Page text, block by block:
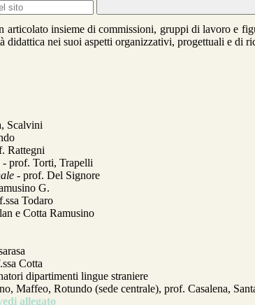
articolato insieme di commissioni, gruppi di lavoro e
didattica nei suoi aspetti organizzativi, progettuali e di
Scalvini
Rattegni
- prof. Torti, Trapelli
- prof. Del Signore
G.
Todaro
e Cotta Ramusino
Cotta
dipartimenti lingue straniere
Maffeo, Rotundo (sede centrale), prof. Casalena,
allegato